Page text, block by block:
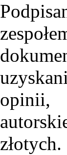
opinii,
złotych.